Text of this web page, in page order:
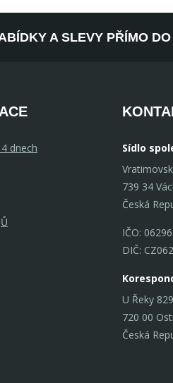
A SLEVY PŘÍMO
dnech
Sídlo
739 34
Česká
IČO:
DIČ:
U Řeky 829
720 00
Česká